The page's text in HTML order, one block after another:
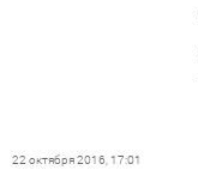
22 октября 2016, 17:01